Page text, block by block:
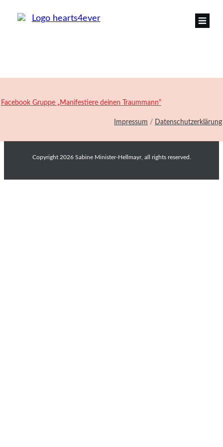
Facebook Gruppe „Manifestiere deinen Traummann“
Impressum / Datenschutzerklärung
Copyright 2026 Sabine Minister-Hellmayr, all rights reserved.